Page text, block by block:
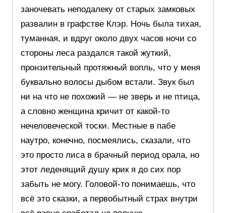
заночевать неподалеку от старых замковых
развалин в графстве Клэр. Ночь была тихая,
туманная, и вдруг около двух часов ночи со
стороны леса раздался такой жуткий,
пронзительный протяжный вопль, что у меня
буквально волосы дыбом встали. Звук был
ни на что не похожий — не зверь и не птица,
а словно женщина кричит от какой-то
нечеловеческой тоски. Местные в пабе
наутро, конечно, посмеялись, сказали, что
это просто лиса в брачный период орала, но
этот леденящий душу крик я до сих пор
забыть не могу. Головой-то понимаешь, что
всё это сказки, а первобытный страх внутри